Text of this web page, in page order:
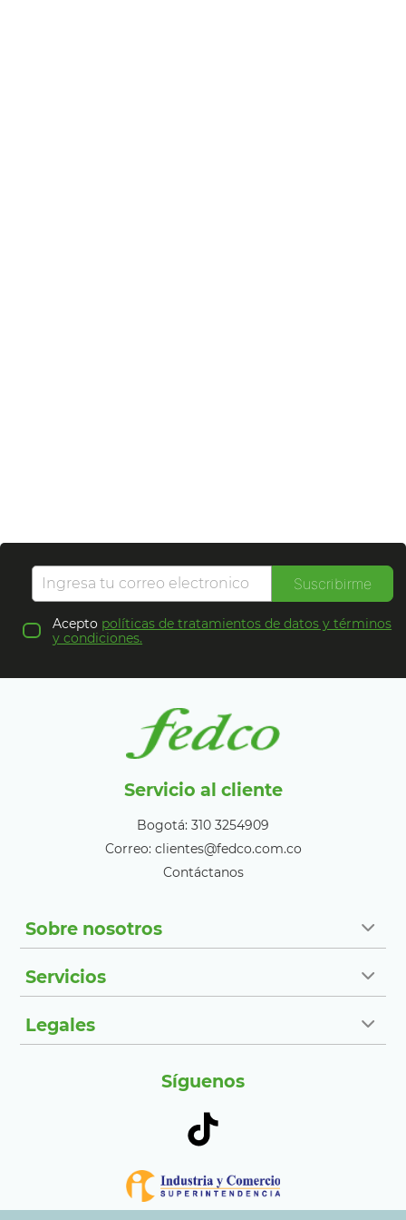
Suscribirme
Acepto políticas de tratamientos de datos y términos
y condiciones.
Servicio al cliente
Bogotá: 310 3254909
Correo: clientes@fedco.com.co
Contáctanos
Sobre nosotros
Servicios
Legales
Síguenos